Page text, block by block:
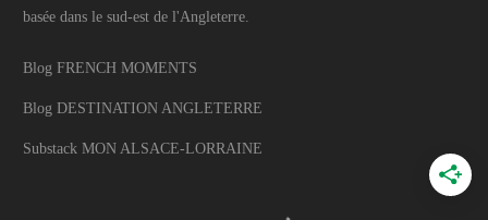
basée dans le sud-est de l'Angleterre.
Blog FRENCH MOMENTS
Blog DESTINATION ANGLETERRE
Substack MON ALSACE-LORRAINE